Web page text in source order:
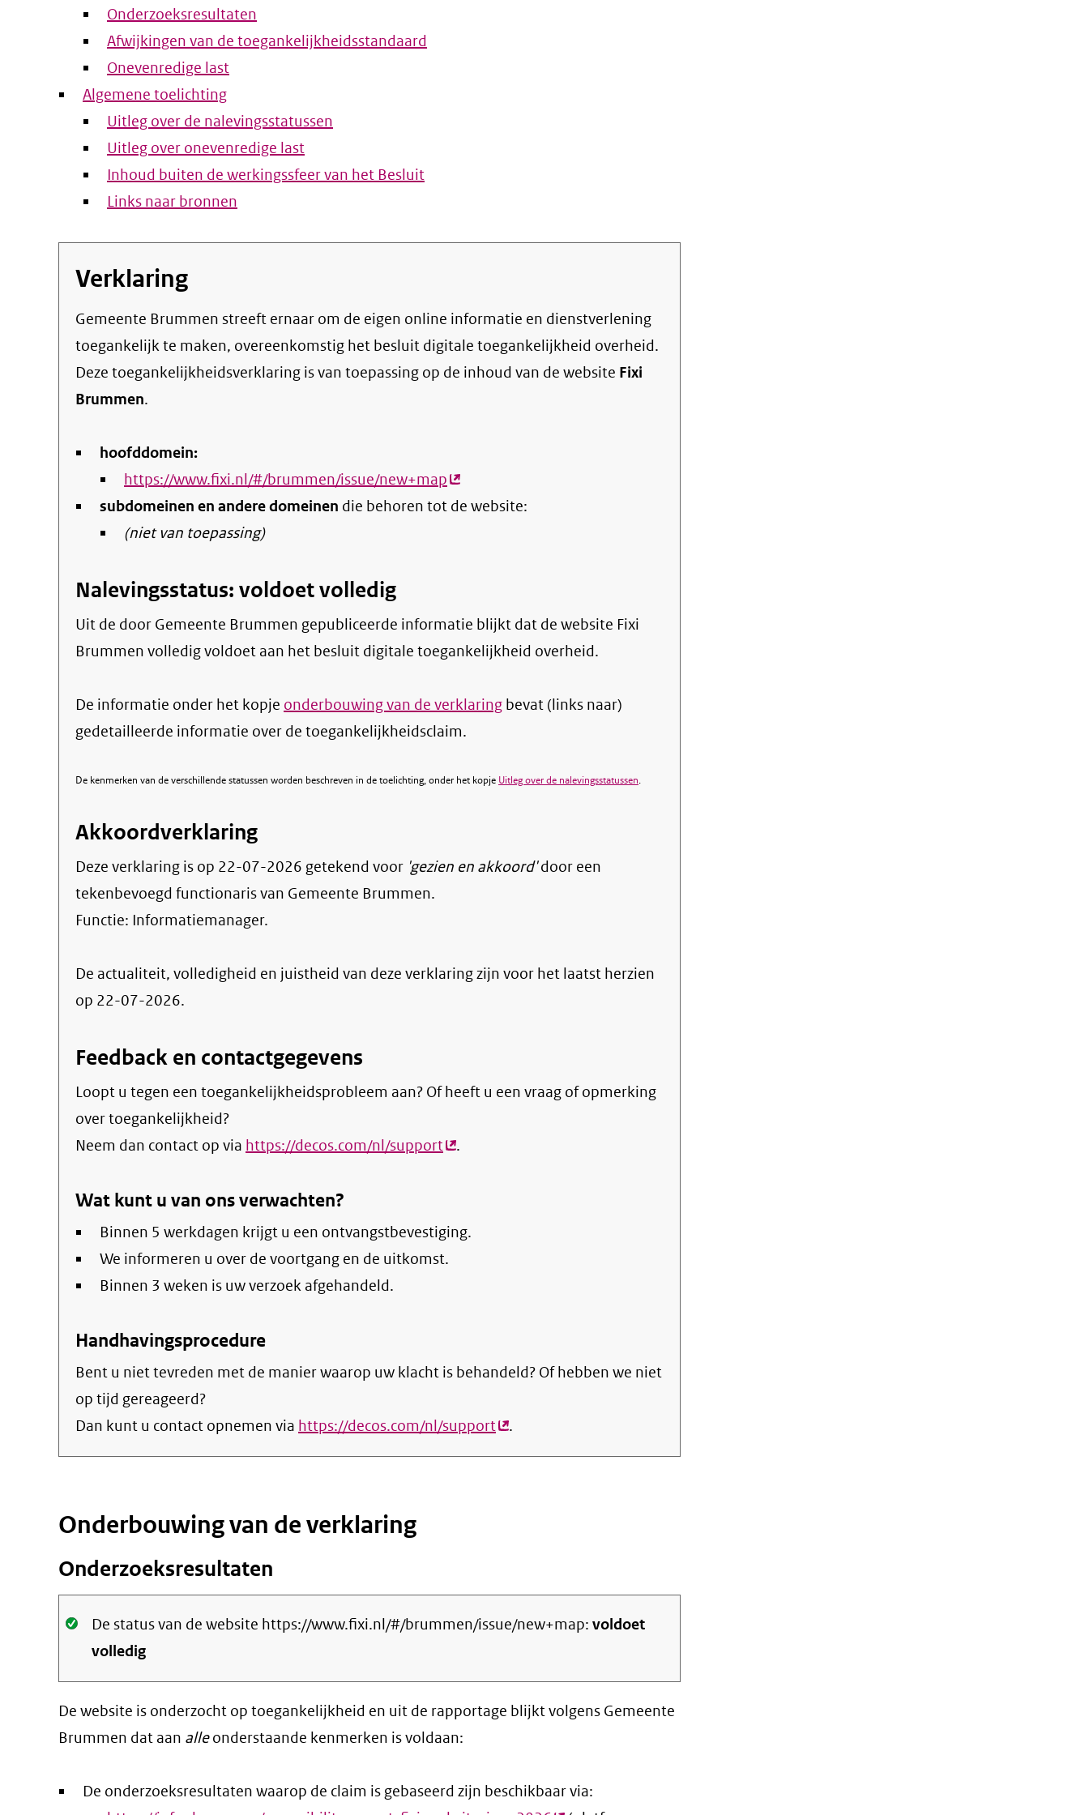
Onderzoeksresultaten
Afwijkingen van de toegankelijkheidsstandaard
Onevenredige last
Algemene toelichting
Uitleg over de nalevingsstatussen
Uitleg over onevenredige last
Inhoud buiten de werkingssfeer van het Besluit
Links naar bronnen
Verklaring
Gemeente Brummen streeft ernaar om de eigen online informatie en dienstverlening
toegankelijk te maken, overeenkomstig het besluit digitale toegankelijkheid overheid.
Deze toegankelijkheidsverklaring is van toepassing op de inhoud van de website Fixi
Brummen.
hoofddomein:
https://www.fixi.nl/#/brummen/issue/new+map(externe
link)
subdomeinen en andere domeinen die behoren tot de website:
(niet van toepassing)
Nalevingsstatus: voldoet volledig
Uit de door Gemeente Brummen gepubliceerde informatie blijkt dat de website Fixi
Brummen volledig voldoet aan het besluit digitale toegankelijkheid overheid.
De informatie onder het kopje onderbouwing van de verklaring bevat (links naar)
gedetailleerde informatie over de toegankelijkheidsclaim.
De kenmerken van de verschillende statussen worden beschreven in de toelichting, onder het kopje Uitleg over de nalevingsstatussen.
Akkoordverklaring
Deze verklaring is op 22-07-2026 getekend voor 'gezien en akkoord'door een
tekenbevoegd functionaris van Gemeente Brummen.
Functie: Informatiemanager.
De actualiteit, volledigheid en juistheid van deze verklaring zijn voor het laatst herzien
op 22-07-2026.
Feedback en contactgegevens
Loopt u tegen een toegankelijkheidsprobleem aan? Of heeft u een vraag of opmerking
over toegankelijkheid?
Neem dan contact op via https://decos.com/nl/support(externe
.
Wat kunt u van ons verwachten?
Binnen 5 werkdagen krijgt u een ontvangstbevestiging.
We informeren u over de voortgang en de uitkomst.
Binnen 3 weken is uw verzoek afgehandeld.
Handhavingsprocedure
Bent u niet tevreden met de manier waarop uw klacht is behandeld? Of hebben we niet
op tijd gereageerd?
Dan kunt u contact opnemen via https://decos.com/nl/support(externe
link)
.
Onderbouwing van de verklaring
Onderzoeksresultaten
Oké.
De status van de website https://www.fixi.nl/#/brummen/issue/new+map: voldoet
volledig
De website is onderzocht op toegankelijkheid en uit de rapportage blijkt volgens Gemeente
Brummen dat aan alleonderstaande kenmerken is voldaan:
De onderzoeksresultaten waarop de claim is gebaseerd zijn beschikbaar via: